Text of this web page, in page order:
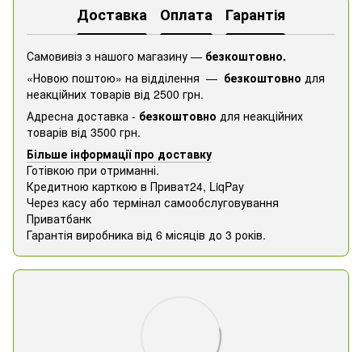
Доставка Оплата Гарантія
Самовивіз з нашого магазину — безкоштовно.
«Новою поштою» на відділення — безкоштовно для
неакційних товарів від 2500 грн.
Адресна доставка - безкоштовно для неакційних
товарів від 3500 грн.
Більше інформації про доставку
Готівкою при отриманні.
Кредитною карткою в Приват24, ​​LiqPay
Через касу або термінал самообслуговування
Приватбанк
Гарантія виробника від 6 місяців до 3 років.